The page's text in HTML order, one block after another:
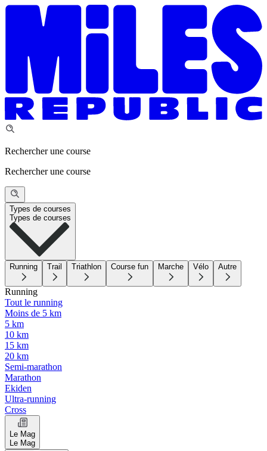
Rechercher une course
Rechercher une course
Types de courses
Types de courses
Running Trail Triathlon Course fun Marche Vélo Autre
Running
Tout le running
Moins de 5 km
5 km
10 km
15 km
20 km
Semi-marathon
Marathon
Ekiden
Ultra-running
Cross
Le Mag
Le Mag